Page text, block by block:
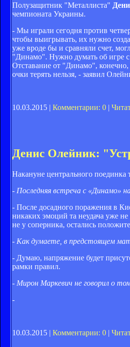
Полузащитник "Металлиста"
чемпионата Украины.
- Мы играли сегодня против
чтобы выигрывать, их нужно
уже вроде бы и сравняли счет,
"Динамо". Нужно думать об игре с
Отставание от "Динамо",
очки терять нельзя, - заявил
10.03.2015 | Комментарии: 0 |
Денис Олейник:
Накануне центрального
- Последняя встреча с «Динамо»
- После досадного поражения в
никаких эмоций та неудача уже
не у соперника, остались
- Как думаете, в предстоящем
- Думаю, напряжение будет
рамки правил.
- Мирон Маркевич не говорил о
-
10.03.2015 | Комментарии: 0 |